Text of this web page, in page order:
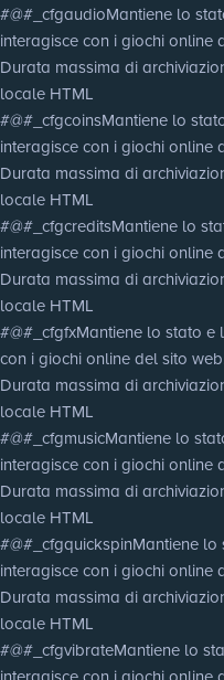
#@#_cfgaudioMantiene lo
interagisce con i giochi online
Durata massima di
locale HTML
#@#_cfgcoinsMantiene lo
interagisce con i giochi online
Durata massima di
locale HTML
#@#_cfgcreditsMantiene lo
interagisce con i giochi online
Durata massima di
locale HTML
#@#_cfgfxMantiene lo stato e
con i giochi online del sito
Durata massima di
locale HTML
#@#_cfgmusicMantiene lo
interagisce con i giochi online
Durata massima di
locale HTML
#@#_cfgquickspinMantiene
interagisce con i giochi online
Durata massima di
locale HTML
#@#_cfgvibrateMantiene lo